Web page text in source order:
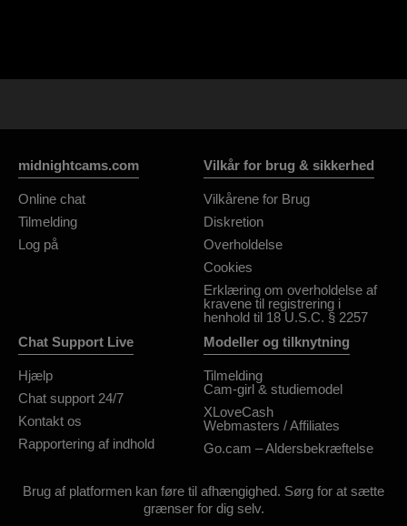
midnightcams.com
Online chat
Tilmelding
Log på
Vilkår for brug & sikkerhed
Vilkårene for Brug
Diskretion
Overholdelse
Cookies
Erklæring om overholdelse af
kravene til registrering i
henhold til 18 U.S.C. § 2257
Chat Support Live
Hjælp
Chat support 24/7
Kontakt os
Rapportering af indhold
Modeller og tilknytning
Tilmelding
Cam-girl & studiemodel
XLoveCash
Webmasters / Affiliates
Go.cam – Aldersbekræftelse
Brug af platformen kan føre til afhængighed. Sørg for at sætte
grænser for dig selv.